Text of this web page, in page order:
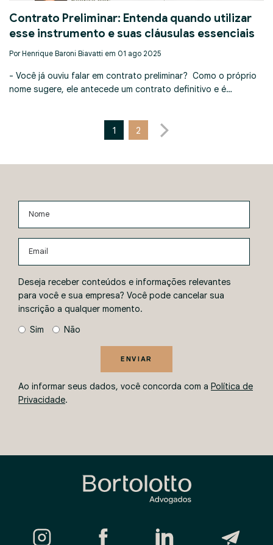
Contrato Preliminar: Entenda quando utilizar
esse instrumento e suas cláusulas essenciais
Por Henrique Baroni Biavatti em 01 ago 2025
- Você já ouviu falar em contrato preliminar? Como o próprio
nome sugere, ele antecede um contrato definitivo e é…
1 2
Deseja receber conteúdos e informações relevantes
para você e sua empresa? Você pode cancelar sua
inscrição a qualquer momento.
Sim
Não
ENVIAR
Ao informar seus dados, você concorda com a Política de
Privacidade.